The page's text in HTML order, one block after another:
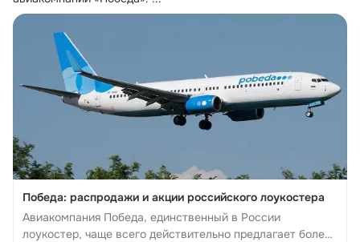
Победа: распродажи и акции российского лоукостера
Авиакомпания Победа, единственный в России
лоукостер, чаще всего действительно предлагает более